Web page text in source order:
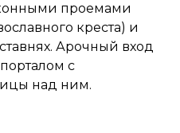
проемами
креста) и
Арочный вход
с
над ним.